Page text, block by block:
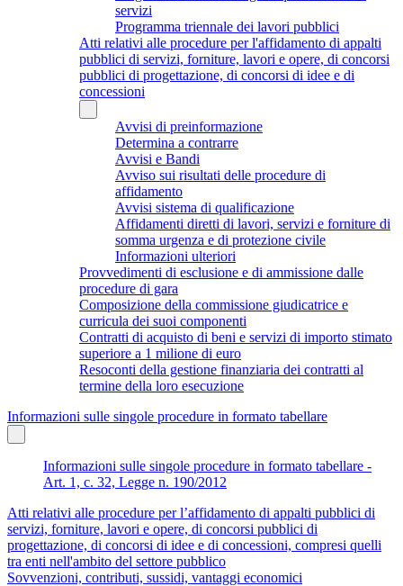
servizi
Programma triennale dei lavori pubblici
Atti relativi alle procedure per l'affidamento di appalti
pubblici di servizi, forniture, lavori e opere, di concorsi
pubblici di progettazione, di concorsi di idee e di
concessioni
Avvisi di preinformazione
Determina a contrarre
Avvisi e Bandi
Avviso sui risultati delle procedure di
affidamento
Avvisi sistema di qualificazione
Affidamenti diretti di lavori, servizi e forniture di
somma urgenza e di protezione civile
Informazioni ulteriori
Provvedimenti di esclusione e di ammissione dalle
procedure di gara
Composizione della commissione giudicatrice e
curricula dei suoi componenti
Contratti di acquisto di beni e servizi di importo stimato
superiore a 1 milione di euro
Resoconti della gestione finanziaria dei contratti al
termine della loro esecuzione
Informazioni sulle singole procedure in formato tabellare
Informazioni sulle singole procedure in formato tabellare -
Art. 1, c. 32, Legge n. 190/2012
Atti relativi alle procedure per l’affidamento di appalti pubblici di
servizi, forniture, lavori e opere, di concorsi pubblici di
progettazione, di concorsi di idee e di concessioni, compresi quelli
tra enti nell'ambito del settore pubblico
Sovvenzioni, contributi, sussidi, vantaggi economici